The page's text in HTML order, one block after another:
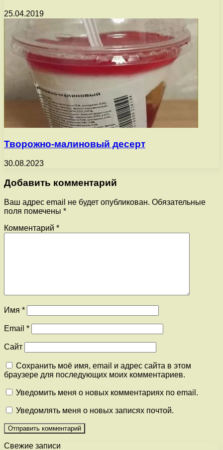
25.04.2019
Творожно-малиновый десерт
30.08.2023
Добавить комментарий
Ваш адрес email не будет опубликован. Обязательные
поля помечены *
Комментарий *
Имя *
Email *
Сайт
Сохранить моё имя, email и адрес сайта в этом
браузере для последующих моих комментариев.
Уведомить меня о новых комментариях по email.
Уведомлять меня о новых записях почтой.
Свежие записи